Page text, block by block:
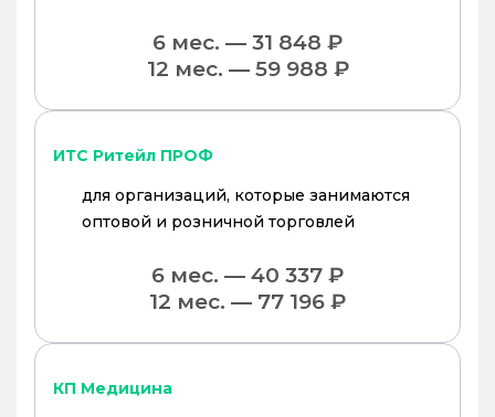
6 мес. — 31 848 ₽
12 мес. — 59 988 ₽
ИТС Ритейл ПРОФ
для организаций, которые занимаются
оптовой и розничной торговлей
6 мес. — 40 337 ₽
12 мес. — 77 196 ₽
КП Медицина